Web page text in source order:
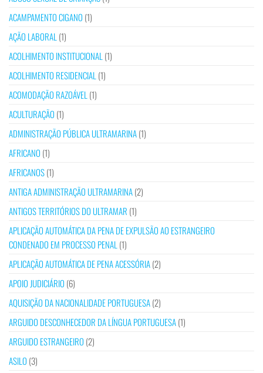
ACAMPAMENTO CIGANO (1)
AÇÃO LABORAL (1)
ACOLHIMENTO INSTITUCIONAL (1)
ACOLHIMENTO RESIDENCIAL (1)
ACOMODAÇÃO RAZOÁVEL (1)
ACULTURAÇÃO (1)
ADMINISTRAÇÃO PÚBLICA ULTRAMARINA(1)
AFRICANO (1)
AFRICANOS(1)
ANTIGA ADMINISTRAÇÃO ULTRAMARINA(2)
ANTIGOS TERRITÓRIOS DO ULTRAMAR (1)
APLICAÇÃO AUTOMÁTICA DA PENA DE EXPULSÃO AO ESTRANGEIRO
CONDENADO EM PROCESSO PENAL (1)
APLICAÇÃO AUTOMÁTICA DE PENA ACESSÓRIA(2)
APOIO JUDICIÁRIO (6)
AQUISIÇÃO DA NACIONALIDADE PORTUGUESA(2)
ARGUIDO DESCONHECEDOR DA LÍNGUA PORTUGUESA(1)
ARGUIDO ESTRANGEIRO (2)
ASILO (3)